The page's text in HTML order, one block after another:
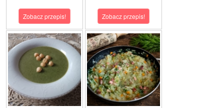
Zobacz przepis! Zobacz przepis!